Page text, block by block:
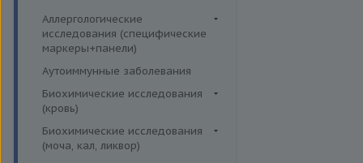
Аллергены трав IgE
Бытовые аллергены IgE, IgG
Инсектные аллергены IgE
Лекарственные аллергены IgE,
IgG
Прочие аллергены IgE, IgG
Аллергологические
исследования (специфические
маркеры+панели)
Неспецифические маркеры
аллергических реакций
Определение специфических
иммуноглобулинов класса G
Определение специфических
иммуноглобулинов класса Е
Аутоиммунные заболевания
Биохимические исследования
(кровь)
Витамины
Жирные кислоты,
Биохимические исследования
(моча, кал, ликвор)